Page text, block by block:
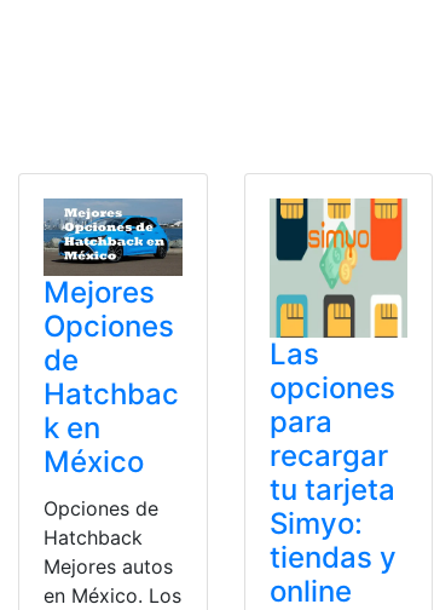
Mejores
Opciones
de
Hatchbac
k en
México
Opciones de
Hatchback
Mejores autos
en México. Los
Las
opciones
para
recargar
tu tarjeta
Simyo:
tiendas y
online